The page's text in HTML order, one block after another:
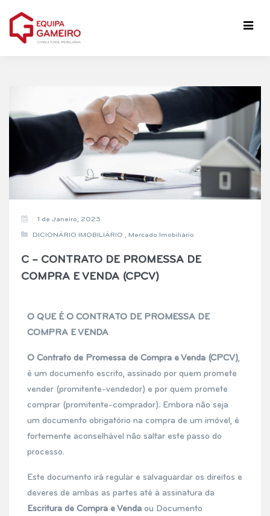
1 de Janeiro, 2023
DICIONÁRIO IMOBILIÁRIO , Mercado Imobiliário
C – CONTRATO DE PROMESSA DE
COMPRA E VENDA (CPCV)
O QUE É O CONTRATO DE PROMESSA DE
COMPRA E VENDA
O Contrato de Promessa de Compra e Venda (CPCV),
é um documento escrito, assinado por quem promete
vender (promitente-vendedor) e por quem promete
comprar (promitente-comprador). Embora não seja
um documento obrigatório na compra de um imóvel, é
fortemente aconselhável não saltar este passo do
processo.
Este documento irá regular e salvaguardar os direitos e
deveres de ambas as partes até à assinatura da
Escritura de Compra e Venda ou Documento